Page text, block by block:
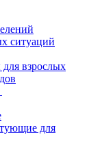
ситуаций
взрослых
для